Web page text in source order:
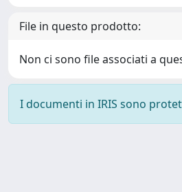
File in questo prodotto:
Non ci sono file associati a
I documenti in IRIS sono